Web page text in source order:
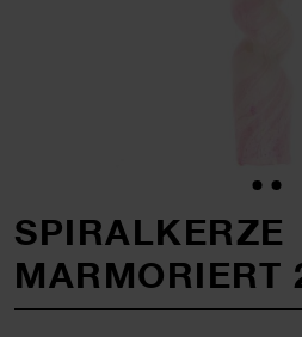
SPIRALKERZE
MARMORIERT